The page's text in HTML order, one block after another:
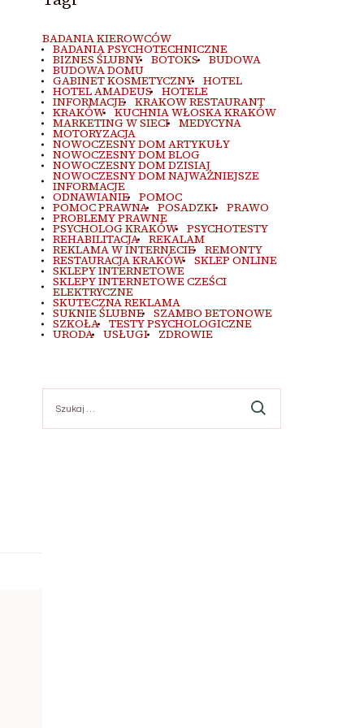
BADANIA KIEROWCÓW
BADANIA PSYCHOTECHNICZNE
BIZNES ŚLUBNY BOTOKS BUDOWA
BUDOWA DOMU
GABINET KOSMETYCZNY HOTEL
HOTEL AMADEUS HOTELE
INFORMACJE KRAKOW RESTAURANT
KRAKÓW KUCHNIA WŁOSKA KRAKÓW
MARKETING W SIECI MEDYCYNA
MOTORYZACJA
NOWOCZESNY DOM ARTYKUŁY
NOWOCZESNY DOM BLOG
NOWOCZESNY DOM DZISIAJ
NOWOCZESNY DOM NAJWAŻNIEJSZE
INFORMACJE
ODNAWIANIE POMOC
POMOC PRAWNA POSADZKI PRAWO
PROBLEMY PRAWNE
PSYCHOLOG KRAKÓW PSYCHOTESTY
REHABILITACJA REKALAM
REKLAMA W INTERNECIE REMONTY
RESTAURACJA KRAKÓW SKLEP ONLINE
SKLEPY INTERNETOWE
SKLEPY INTERNETOWE CZEŚCI
ELEKTRYCZNE
SKUTECZNA REKLAMA
SUKNIE ŚLUBNE SZAMBO BETONOWE
SZKOŁA TESTY PSYCHOLOGICZNE
URODA USŁUGI ZDROWIE